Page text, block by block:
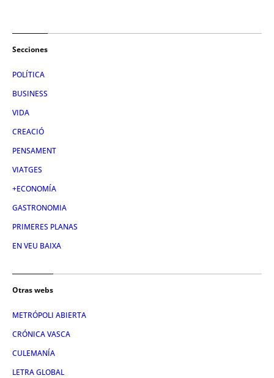
Secciones
POLÍTICA
BUSINESS
VIDA
CREACIÓ
PENSAMENT
VIATGES
+ECONOMÍA
GASTRONOMIA
PRIMERES PLANAS
EN VEU BAIXA
Otras webs
METRÓPOLI ABIERTA
CRÓNICA VASCA
CULEMANÍA
LETRA GLOBAL